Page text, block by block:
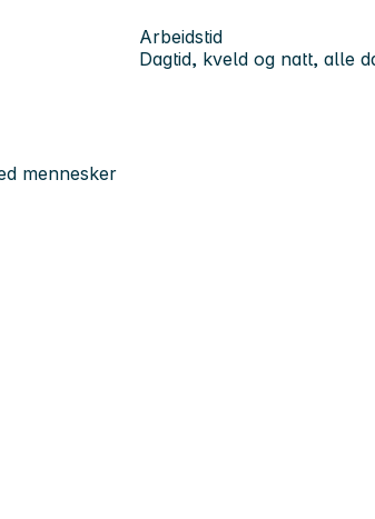
Arbeidstid
Dagtid, kveld og natt, alle
mennesker